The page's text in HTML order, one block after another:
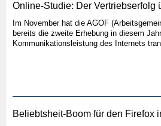
Online-Studie: Der Vertriebserfolg
Im November hat die AGOF
bereits die zweite Erhebung in diesem
Kommunikationsleistung des Internets
Beliebtsheit-Boom für den Firefox